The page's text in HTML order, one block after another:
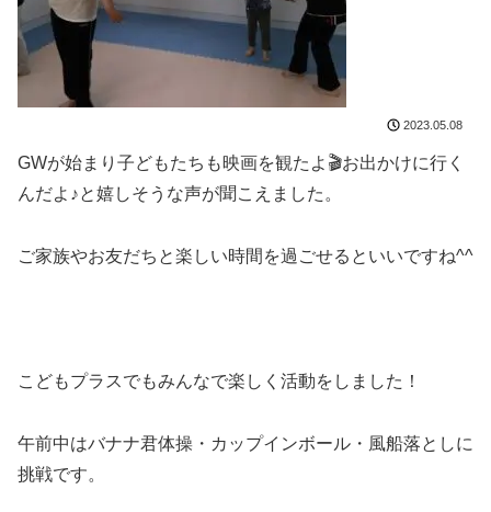
2023.05.08
GWが始まり子どもたちも映画を観たよ🎬お出かけに行く
んだよ♪と嬉しそうな声が聞こえました。
ご家族やお友だちと楽しい時間を過ごせるといいですね^^
こどもプラスでもみんなで楽しく活動をしました！
午前中はバナナ君体操・カップインボール・風船落としに
挑戦です。